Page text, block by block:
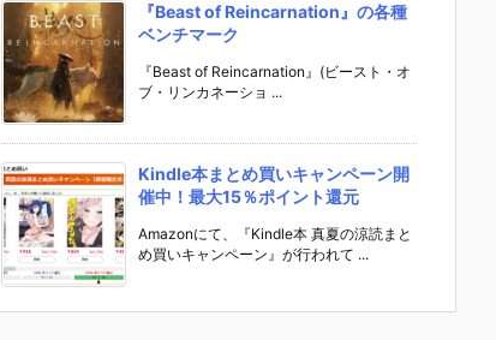
『Beast of Reincarnation』の各種
ベンチマーク
『Beast of Reincarnation』(ビースト・オ
ブ・リンカネーショ ...
Kindle本まとめ買いキャンペーン開
催中！最大15％ポイント還元
Amazonにて、『Kindle本 真夏の涼読まと
め買いキャンペーン』が行われて ...